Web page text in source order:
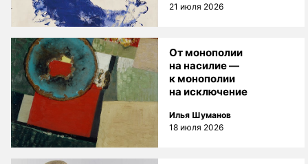
21 июля 2026
От монополии
на насилие —
к монополии
на исключение
Илья Шуманов
18 июля 2026